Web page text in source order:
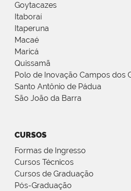
Goytacazes
Itaboraí
Itaperuna
Macaé
Maricá
Quissamã
Polo de Inovação Campos dos
Santo Antônio de Pádua
São João da Barra
CURSOS
Formas de Ingresso
Cursos Técnicos
Cursos de Graduação
Pós-Graduação